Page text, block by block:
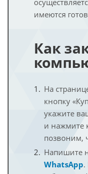
имеются
Как
На
кнопку
укажите
и нажмите
позвоним,
Напишите
WhatsApp.